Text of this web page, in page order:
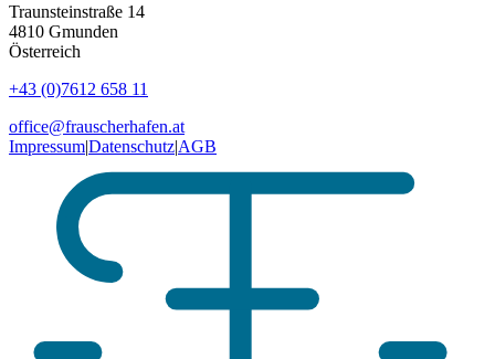
Traunsteinstraße 14
4810 Gmunden
Österreich
+43 (0)7612 658 11
office@frauscherhafen.at
Impressum|Datenschutz|AGB